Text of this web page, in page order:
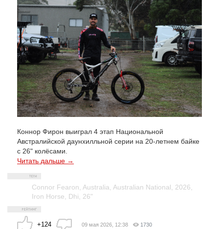
Коннор Фирон выиграл 4 этап Национальной
Австралийской даунхилльной серии на 20-летнем байке
с 26" колёсами.
Читать дальше →
Connor Fearon, Australia, Australian National, 2026,
Iron Horse, Dhi, 26"
+124 09 мая 2026, 12:38 1730